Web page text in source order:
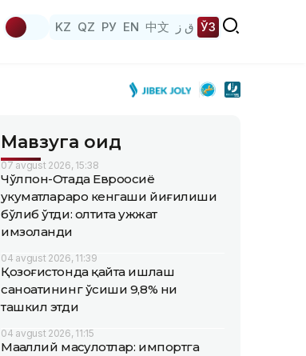
KZ QZ РУ EN 中文 ق ز ЎЗ
Мавзуга оид
07 avgust 2026, 15:38
Чўлпон-Отада Евроосиё
ҳукуматлараро кенгаши йиғилиши
бўлиб ўтди: олтита ҳужжат
имзоланди
04 avgust 2026, 11:39
Қозоғистонда қайта ишлаш
саноатининг ўсиши 9,8% ни
ташкил этди
04 avgust 2026, 11:15
Маҳаллий маҳсулотлар: импортга